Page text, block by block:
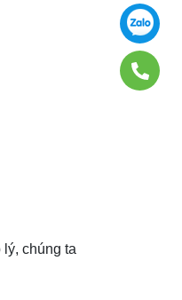
chúng ta